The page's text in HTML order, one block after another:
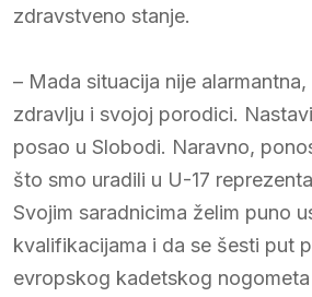
zdravstveno stanje.
– Mada situacija nije
zdravlju i svojoj porodici.
posao u Slobodi. Naravno,
što smo uradili u U-17
Svojim saradnicima želim puno
kvalifikacijama i da se šesti put
evropskog kadetskog